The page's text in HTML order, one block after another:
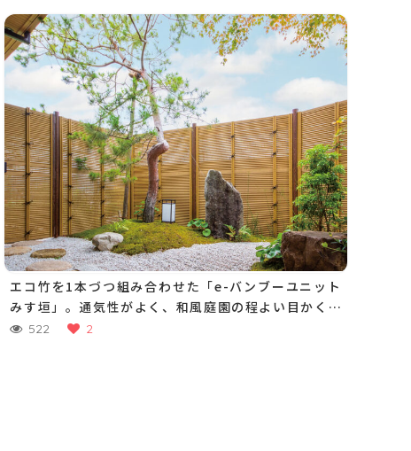
エコ竹を1本づつ組み合わせた「e-バンブーユニット
みす垣」。通気性がよく、和風庭園の程よい目かくし
に 522 2